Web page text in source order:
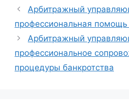
Арбитражный
профессиональная помощь
Арбитражный
профессиональное
процедуры банкротства